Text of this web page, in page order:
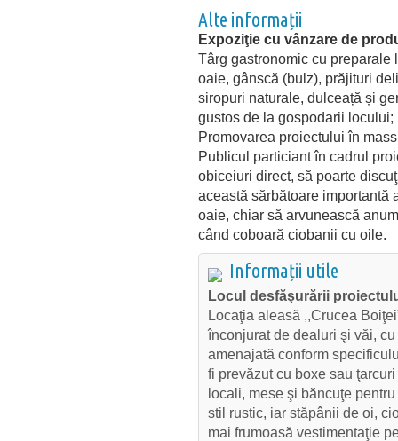
Alte informații
Expoziţie cu vânzare de
Târg gastronomic cu
oaie, gânscă (bulz), prăjituri
siropuri naturale, dulceață și
gustos de la gospodarii locului;
Promovarea proiectului în
Publicul particiant în cadrul
obiceiuri direct, să poarte
această sărbătoare importantă
oaie, chiar să arvunească
când coboară ciobanii cu oile.
Informații utile
Locul desfăşurării
Locaţia aleasă ,,Crucea
înconjurat de dealuri şi văi,
amenajată conform
fi prevăzut cu boxe sau
locali, mese şi băncuţe
stil rustic, iar stăpânii de oi,
mai frumoasă vestimentaţie